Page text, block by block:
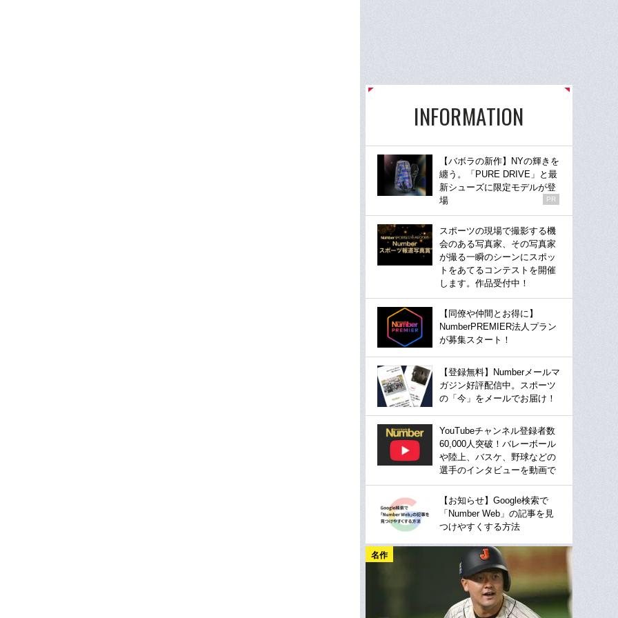
INFORMATION
【バボラの新作】NYの輝きを
纏う。「PURE DRIVE」と最
新シューズに限定モデルが登
場
PR
スポーツの現場で撮影する機
会のある写真家、その写真家
が撮る一瞬のシーンにスポッ
トをあてるコンテストを開催
します。作品受付中！
【同僚や仲間とお得に】
NumberPREMIER法人プラン
が募集スタート！
【登録無料】Numberメールマ
ガジン好評配信中。スポーツ
の「今」をメールでお届け！
YouTubeチャンネル登録者数
60,000人突破！バレーボール
や陸上、バスケ、野球などの
選手のインタビューを動画で
【お知らせ】Google検索で
「Number Web」の記事を見
つけやすくする方法
名作